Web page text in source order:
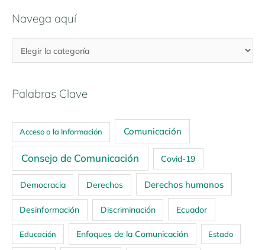
Navega aquí
Palabras Clave
Acceso a la Información Comunicación
Consejo de Comunicación Covid-19
Democracia Derechos Derechos humanos
Desinformación Discriminación Ecuador
Educación Enfoques de la Comunicación Estado